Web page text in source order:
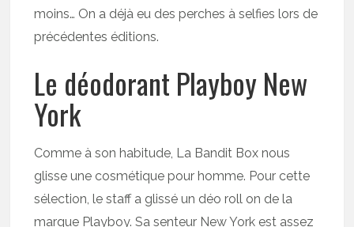
moins… On a déjà eu des perches à selfies lors de
précédentes éditions.
Le déodorant Playboy New
York
Comme à son habitude, La Bandit Box nous
glisse une cosmétique pour homme. Pour cette
sélection, le staff a glissé un déo roll on de la
marque Playboy. Sa senteur New York est assez